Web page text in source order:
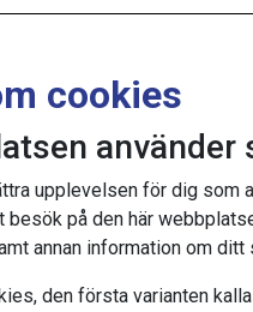
cookies
använder
upplevelsen för dig som
på den här
annan information om ditt
den första varianten